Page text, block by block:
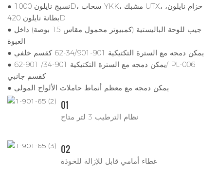
● نسيج نايلون 1000D، سحاب YKK، مشبك UTX، حزام نايلون،
بطانة نايلون 420D
● جيب للوحة الباليستية (كمبيوتر محمول مقاس 15 بوصة) داخل
العبوة
● يمكن دمجه مع السترة التكتيكية 901-34/901-62 كقسم خلفي
● يمكن دمجه مع السترة التكتيكية 901-34/ 901-62/ PL-006
كقسم جانبي
● يمكن دمجه مع معظم أنماط حاملات الألواح المولي
01
نظام الترطيب 3 لتر متاح
02
غطاء أمامي قابل للإزالة للخوذة